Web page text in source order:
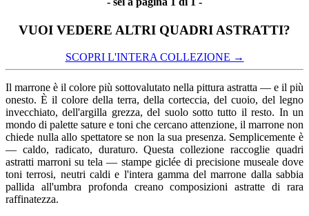
VUOI VEDERE ALTRI QUADRI ASTRATTI?
SCOPRI L'INTERA COLLEZIONE →
Il marrone è il colore più sottovalutato nella pittura astratta — e il più
onesto. È il colore della terra, della corteccia, del cuoio, del legno
invecchiato, dell'argilla grezza, del suolo sotto tutto il resto. In un
mondo di palette sature e toni che cercano attenzione, il marrone non
chiede nullaallo spettatore se non la sua presenza. Semplicemente è
— caldo, radicato, duraturo. Questa collezione raccogliequadri
astratti marroni su tela — stampe giclée di precisione museale dove
toni terrosi, neutri caldi e l'intera gamma del marrone dalla sabbia
pallida all'umbra profonda creanocomposizioni astratte di rara
raffinatezza.